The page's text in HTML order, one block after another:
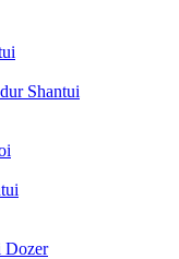
Shantui
Dozer